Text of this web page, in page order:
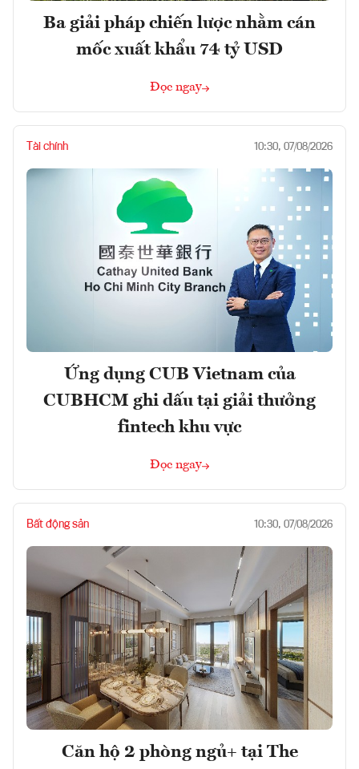
Ba giải pháp chiến lược nhằm cán
mốc xuất khẩu 74 tỷ USD
Đọc ngay
Tài chính 10:30, 07/08/2026
Ứng dụng CUB Vietnam của
CUBHCM ghi dấu tại giải thưởng
fintech khu vực
Đọc ngay
Bất động sản 10:30, 07/08/2026
Căn hộ 2 phòng ngủ+ tại The